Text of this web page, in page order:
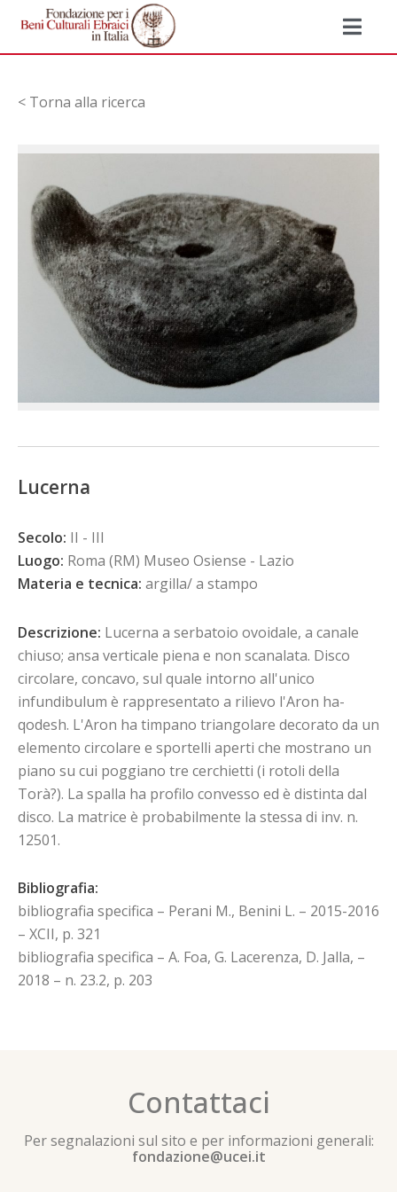
< Torna alla ricerca
Lucerna
Secolo: II - III
Luogo: Roma (RM) Museo Osiense - Lazio
Materia e tecnica: argilla/ a stampo
Descrizione: Lucerna a serbatoio ovoidale, a canale
chiuso; ansa verticale piena e non scanalata. Disco
circolare, concavo, sul quale intorno all'unico
infundibulum è rappresentato a rilievo l'Aron ha-
qodesh. L'Aron ha timpano triangolare decorato da un
elemento circolare e sportelli aperti che mostrano un
piano su cui poggiano tre cerchietti (i rotoli della
Torà?). La spalla ha profilo convesso ed è distinta dal
disco. La matrice è probabilmente la stessa di inv. n.
12501.
Bibliografia:
bibliografia specifica – Perani M., Benini L. – 2015-2016
– XCII, p. 321
bibliografia specifica – A. Foa, G. Lacerenza, D. Jalla, –
2018 – n. 23.2, p. 203
Contattaci
Per segnalazioni sul sito e per informazioni generali:
fondazione@ucei.it